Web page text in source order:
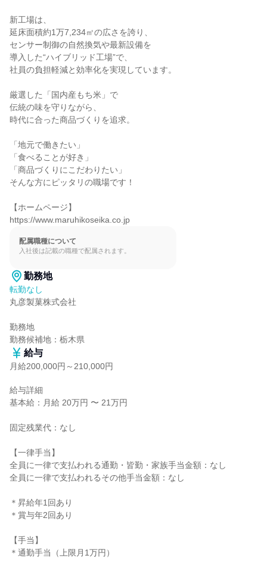
新工場は、
延床面積約1万7,234㎡の広さを誇り、
センサー制御の自然換気や最新設備を
導入した“ハイブリッド工場”で、
社員の負担軽減と効率化を実現しています。
厳選した「国内産もち米」で
伝統の味を守りながら、
時代に合った商品づくりを追求。
「地元で働きたい」
「食べることが好き」
「商品づくりにこだわりたい」
そんな方にピッタリの職場です！
【ホームページ】
https://www.maruhikoseika.co.jp
配属職種について
入社後は記載の職種で配属されます。
勤務地
転勤なし
丸彦製菓株式会社
勤務地
勤務候補地：栃木県
給与
月給200,000円～210,000円
給与詳細
基本給：月給 20万円 〜 21万円
固定残業代：なし
【一律手当】
全員に一律で支払われる通勤・皆勤・家族手当金額：なし
全員に一律で支払われるその他手当金額：なし
＊昇給年1回あり
＊賞与年2回あり
【手当】
＊通勤手当（上限月1万円）